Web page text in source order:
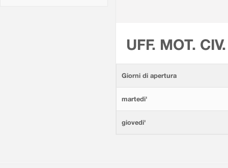
UFF. MOT.
Giorni di apertura
martedi'
giovedi'